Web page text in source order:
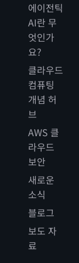
에이전틱
AI란 무
엇인가
요?
클라우드
컴퓨팅
개념 허
브
AWS 클
라우드
보안
새로운
소식
블로그
보도 자
료